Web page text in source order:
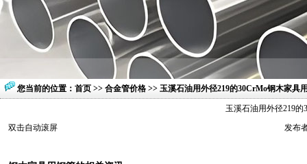
您当前的位置： 首页 >> 合金管价格 >> 玉溪石油用外径219的30CrMo钢木家具
玉溪石油用外径219
双击自动滚屏
发布